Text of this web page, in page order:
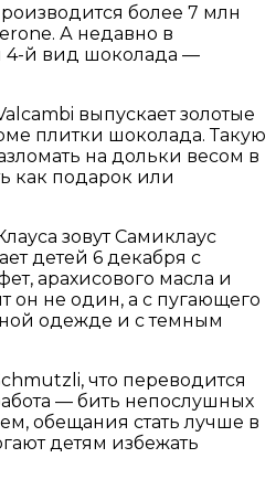
более 7 млн
А недавно в
й вид шоколада —
выпускает золотые
плитки шоколада. Такую
на дольки весом в
как подарок или
зовут Самиклаус
детей 6 декабря с
арахисового масла и
он не один, а с пугающего
одежде и с темным
что переводится
— бить непослушных
обещания стать лучше в
детям избежать